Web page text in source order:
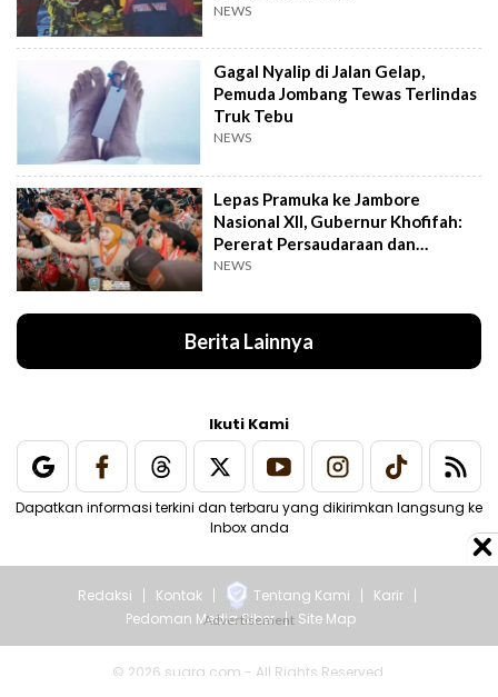
NEWS
Gagal Nyalip di Jalan Gelap,
Pemuda Jombang Tewas Terlindas
Truk Tebu
NEWS
Lepas Pramuka ke Jambore
Nasional XII, Gubernur Khofifah:
Pererat Persaudaraan dan
Semangat Nasional
NEWS
Berita Lainnya
Ikuti Kami
Dapatkan informasi terkini dan terbaru yang dikirimkan langsung ke
Inbox anda
Redaksi Kontak Tentang Kami
Karir
Pedoman Media Siber
Site Map
© 2026 suara.com - All Rights Reserved.